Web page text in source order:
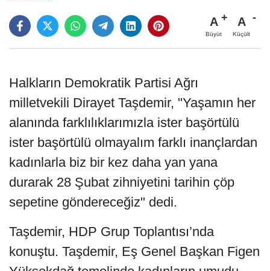
A
Büyüt
A
Küçült
Halkların Demokratik Partisi Ağrı
milletvekili Dirayet Taşdemir, "Yaşamın her
alanında farklılıklarımızla ister başörtülü
ister başörtülü olmayalım farklı inançlardan
kadınlarla biz bir kez daha yan yana
durarak 28 Şubat zihniyetini tarihin çöp
sepetine göndereceğiz" dedi.
Taşdemir, HDP Grup Toplantısı’nda
konuştu. Taşdemir, Eş Genel Başkan Figen